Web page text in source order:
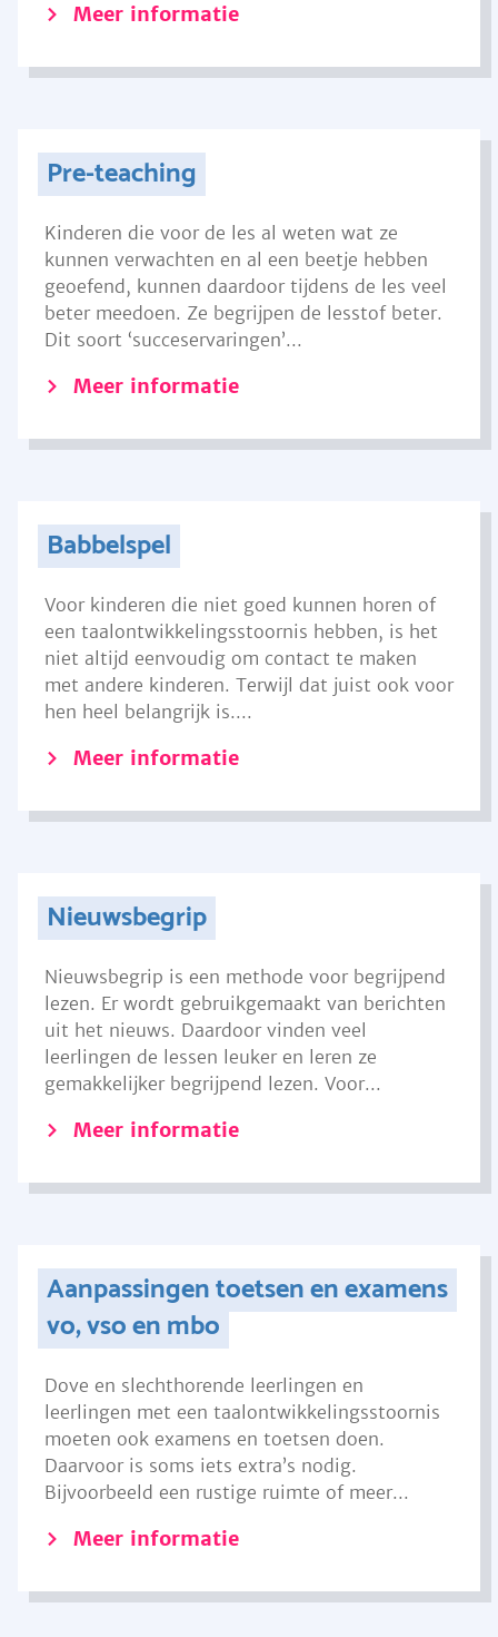
Meer informatie
Pre-teaching
Kinderen die voor de les al weten wat ze
kunnen verwachten en al een beetje hebben
geoefend, kunnen daardoor tijdens de les veel
beter meedoen. Ze begrijpen de lesstof beter.
Dit soort ‘succeservaringen’...
Meer informatie
Babbelspel
Voor kinderen die niet goed kunnen horen of
een taalontwikkelingsstoornis hebben, is het
niet altijd eenvoudig om contact te maken
met andere kinderen. Terwijl dat juist ook voor
hen heel belangrijk is....
Meer informatie
Nieuwsbegrip
Nieuwsbegrip is een methode voor begrijpend
lezen. Er wordt gebruikgemaakt van berichten
uit het nieuws. Daardoor vinden veel
leerlingen de lessen leuker en leren ze
gemakkelijker begrijpend lezen. Voor...
Meer informatie
Aanpassingen toetsen en examens
vo, vso en mbo
Dove en slechthorende leerlingen en
leerlingen met een taalontwikkelingsstoornis
moeten ook examens en toetsen doen.
Daarvoor is soms iets extra’s nodig.
Bijvoorbeeld een rustige ruimte of meer...
Meer informatie